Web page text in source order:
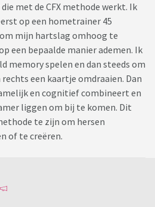
met de CFX methode werkt. Ik
op een hometrainer 45
mijn hartslag omhoog te
een bepaalde manier ademen. Ik
memory spelen en dan steeds om
een kaartje omdraaien. Dan
en cognitief combineert en
liggen om bij te komen. Dit
te zijn om hersen
of te creëren.